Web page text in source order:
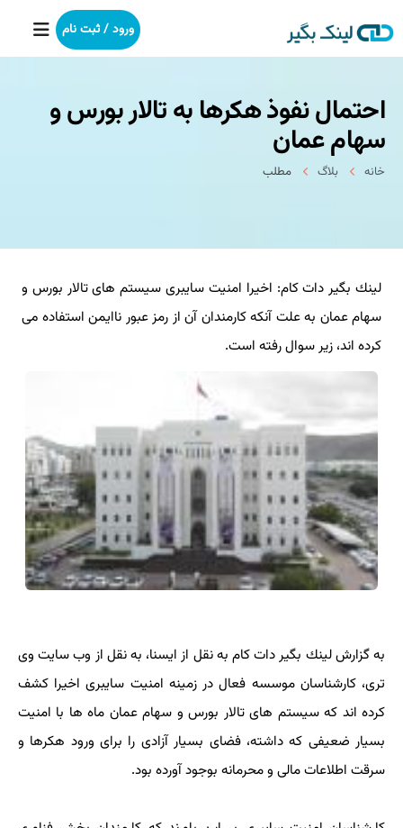
خانه
بکلینک
خدمات ما
درباره ما
آموزش
ورود / ثبت نام
احتمال نفوذ هكرها به تالار بورس و
سهام عمان
خانه بلاگ مطلب
لینك بگیر دات كام: اخیرا امنیت سایبری سیستم های تالار بورس و
سهام عمان به علت آنكه كارمندان آن از رمز عبور ناایمن استفاده می
كرده اند، زیر سوال رفته است.
به گزارش لینك بگیر دات كام به نقل از ایسنا، به نقل از وب سایت وی
تری، كارشناسان موسسه فعال در زمینه امنیت سایبری اخیرا كشف
كرده اند كه سیستم های تالار بورس و سهام عمان ماه ها با امنیت
بسیار ضعیفی كه داشته، فضای بسیار آزادی را برای ورود هكرها و
سرقت اطلاعات مالی و محرمانه بوجود آورده بود.